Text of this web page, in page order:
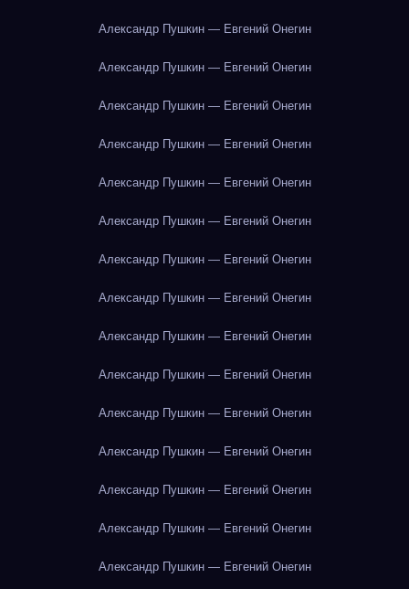
Александр Пушкин — Евгений Онегин
Александр Пушкин — Евгений Онегин
Александр Пушкин — Евгений Онегин
Александр Пушкин — Евгений Онегин
Александр Пушкин — Евгений Онегин
Александр Пушкин — Евгений Онегин
Александр Пушкин — Евгений Онегин
Александр Пушкин — Евгений Онегин
Александр Пушкин — Евгений Онегин
Александр Пушкин — Евгений Онегин
Александр Пушкин — Евгений Онегин
Александр Пушкин — Евгений Онегин
Александр Пушкин — Евгений Онегин
Александр Пушкин — Евгений Онегин
Александр Пушкин — Евгений Онегин